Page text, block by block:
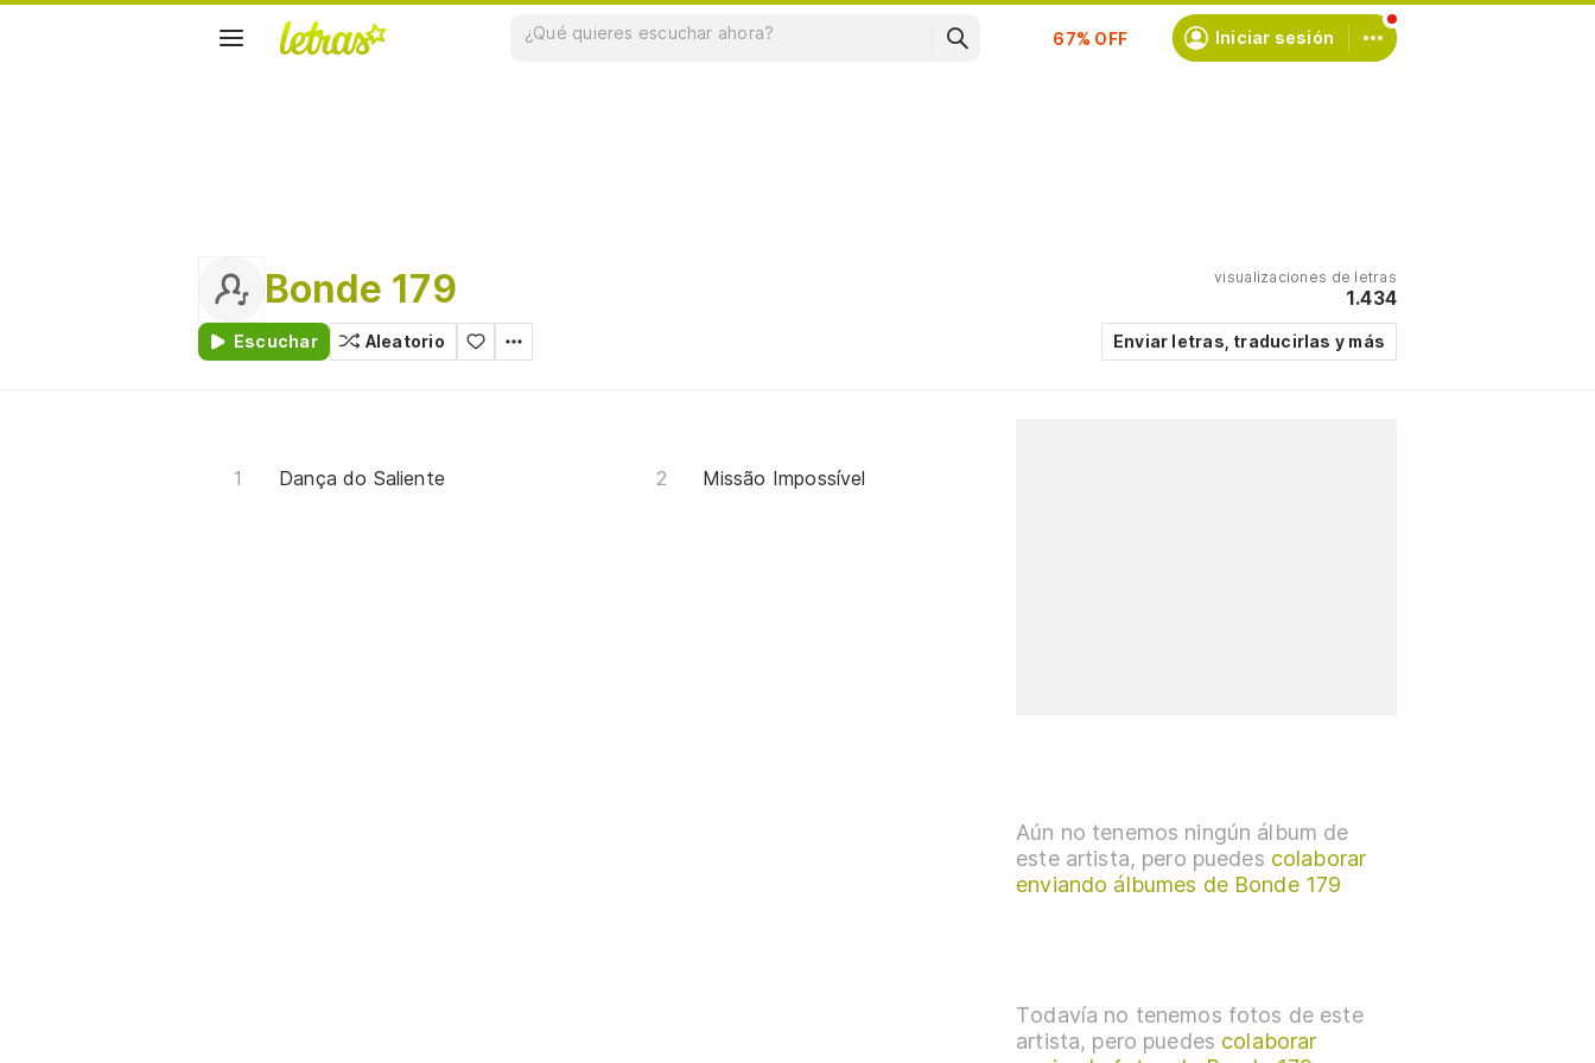
Suscríbete Iniciar sesión
Bonde 179
Escuchar Aleatorio
visualizaciones de letras
1.434
Enviar letras, traducirlas y más
Dança do Saliente Missão Impossível
Aún no tenemos ningún álbum de
este artista, pero puedes colaborar
enviando álbumes de Bonde 179
Todavía no tenemos fotos de este
artista, pero puedes colaborar